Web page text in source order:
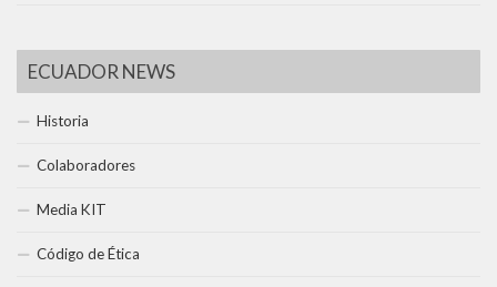
ECUADOR NEWS
Historia
Colaboradores
Media KIT
Código de Ética